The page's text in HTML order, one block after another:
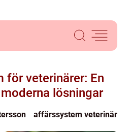
för veterinärer: En
lösningar
affärssystem veterinär